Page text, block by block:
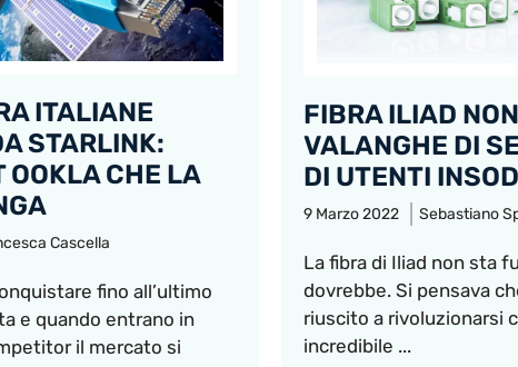
ITALIANE
STARLINK:
OOKLA CHE LA
Cascella
fino all’ultimo
e quando entrano in
il mercato si
FIBRA ILIAD
VALANGHE DI
DI UTENTI
9 Marzo 2022 Sebastiano
La fibra di Iliad non sta
dovrebbe. Si pensava
riuscito a rivoluzionarsi
incredibile ...